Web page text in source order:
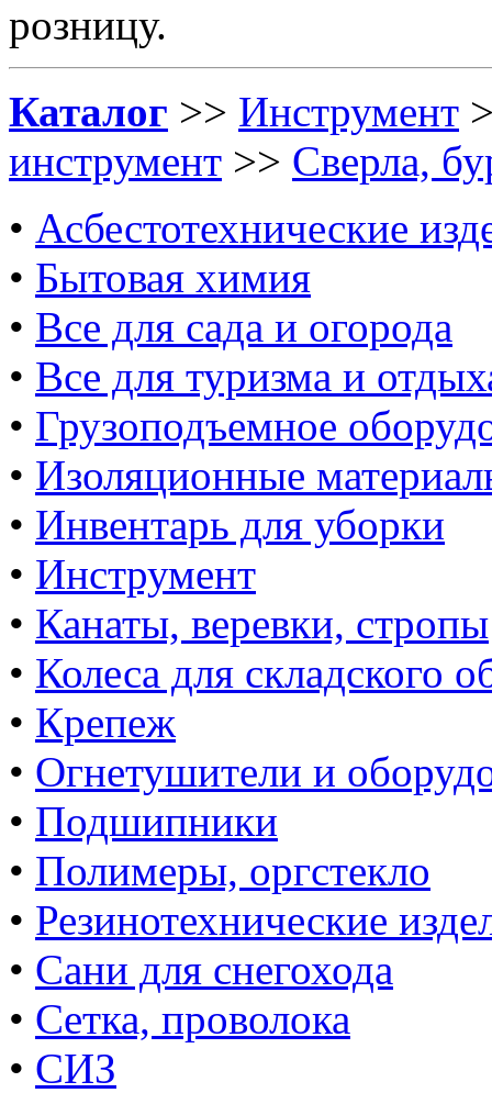
розницу.
Каталог >> Инструмент
инструмент >> Сверла,
• Асбестотехнические
• Бытовая химия
• Все для сада и огорода
• Все для туризма и
• Грузоподъемное
• Изоляционные
• Инвентарь для уборки
• Инструмент
• Канаты, веревки, стропы
• Колеса для складского
• Крепеж
• Огнетушители и
• Подшипники
• Полимеры, оргстекло
• Резинотехнические
• Сани для снегохода
• Сетка, проволока
• СИЗ